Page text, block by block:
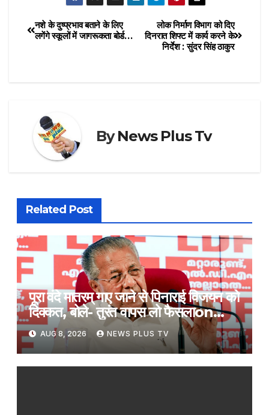
लोक निर्माण विभाग को दिए
दिनरात शिफ्ट में कार्य करने के
निर्देश : सुंदर सिंह ठाकुर
नशे के दुष्प्रभाव बताने के लिए
लगेंगे स्कूलों में जागरूकता बोर्ड…
ByNews Plus Tv
Related Post
पूरा वंदे मातरम् गाए जाने से पिनाराई विजयन को
दिक्कत, बोले- तुरंत वापस लो फैसला​on
August 8, 2026 at 1:17 pm
AUG 8, 2026 NEWS PLUS TV